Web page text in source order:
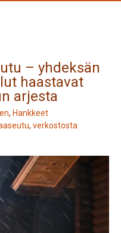
– yhdeksän
haastavat
arjesta
, Hankkeet
, verkostosta